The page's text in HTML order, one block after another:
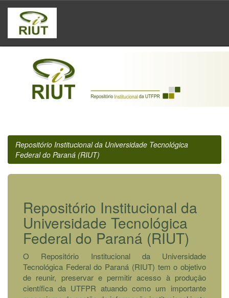
Skip
navigation
Repositório Institucional da Universidade Tecnológica
Federal do Paraná (RIUT)
Repositório Institucional da
Universidade Tecnológica
Federal do Paraná (RIUT)
O Repositório Institucional da Universidade
Tecnológica Federal do Paraná (RIUT) tem o objetivo
de reunir, preservar e permitir acesso à produção
científica da UTFPR atuando como um importante